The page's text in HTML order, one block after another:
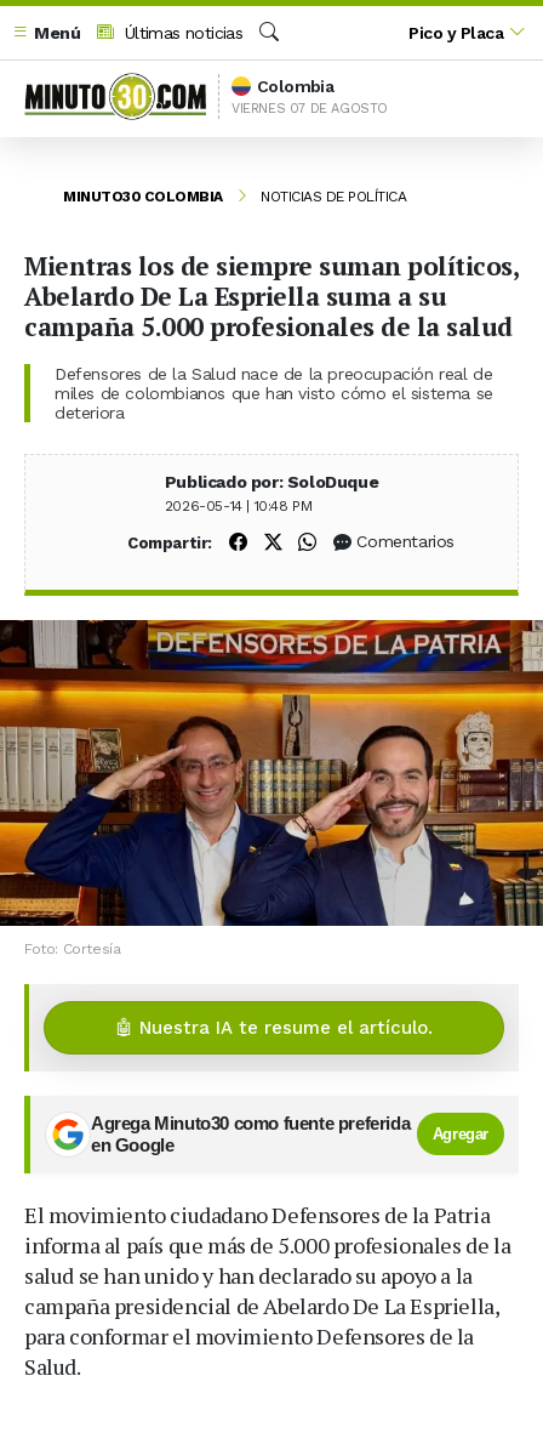
Menú
Últimas noticias
Buscar
Pico y Placa
Colombia
VIERNES 07 DE AGOSTO
MINUTO30 COLOMBIA NOTICIAS DE POLÍTICA
Mientras los de siempre suman políticos,
Abelardo De La Espriella suma a su
campaña 5.000 profesionales de la salud
Defensores de la Salud nace de la preocupación real de
miles de colombianos que han visto cómo el sistema se
deteriora
Publicado por: SoloDuque
2026-05-14 | 10:48 PM
Compartir: Compartir en Facebook
Compartir en X (Twitter)
Compartir en WhatsApp
Comentarios
Foto: Cortesía
🤖 Nuestra IA te resume el artículo.
Agrega Minuto30 como fuente preferida
en Google
Agregar
El movimiento ciudadano Defensores de la Patria
informa al país que más de 5.000 profesionales de la
salud se han unido y han declarado su apoyo a la
campaña presidencial de Abelardo De La Espriella,
para conformar el movimiento Defensores de la
Salud.